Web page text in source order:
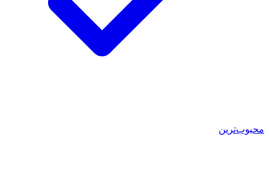
محبوب‌ترین